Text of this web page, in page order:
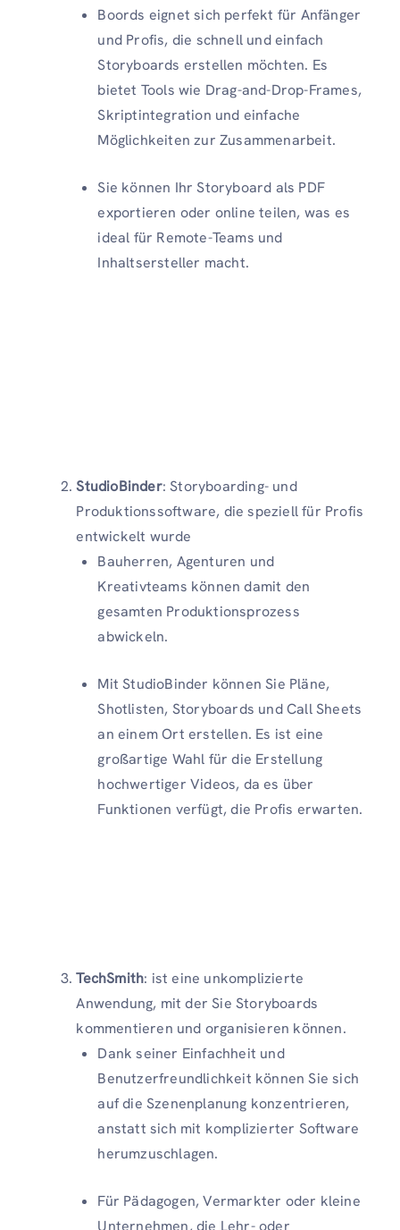
Boords eignet sich perfekt für Anfänger
und Profis, die schnell und einfach
Storyboards erstellen möchten. Es
bietet Tools wie Drag-and-Drop-Frames,
Skriptintegration und einfache
Möglichkeiten zur Zusammenarbeit.
Sie können Ihr Storyboard als PDF
exportieren oder online teilen, was es
ideal für Remote-Teams und
Inhaltsersteller macht.
StudioBinder: Storyboarding- und
Produktionssoftware, die speziell für Profis
entwickelt wurde
Bauherren, Agenturen und
Kreativteams können damit den
gesamten Produktionsprozess
abwickeln.
Mit StudioBinder können Sie Pläne,
Shotlisten, Storyboards und Call Sheets
an einem Ort erstellen. Es ist eine
großartige Wahl für die Erstellung
hochwertiger Videos, da es über
Funktionen verfügt, die Profis erwarten.
TechSmith: ist eine unkomplizierte
Anwendung, mit der Sie Storyboards
kommentieren und organisieren können.
Dank seiner Einfachheit und
Benutzerfreundlichkeit können Sie sich
auf die Szenenplanung konzentrieren,
anstatt sich mit komplizierter Software
herumzuschlagen.
Für Pädagogen, Vermarkter oder kleine
Unternehmen, die Lehr- oder